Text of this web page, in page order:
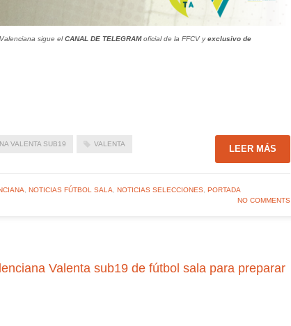
sigue elCANAL DE TELEGRAMoficial de la FFCV yexclusivo de
VALENTA SUB19 VALENTA LEER MÁS
NOTICIAS FÚTBOL SALA NOTICIAS SELECCIONES, PORTADA
NO COMMENTS
Valenta sub19 de fútbol sala para preparar